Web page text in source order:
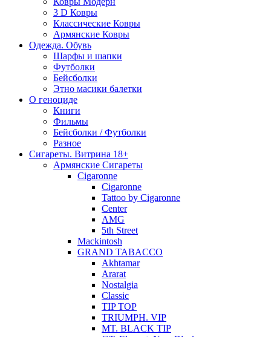
3 D Ковры
Классические Ковры
Армянские Ковры
Одежда. Обувь
Шарфы и шапки
Футболки
Бейсболки
Этно масики балетки
О геноциде
Книги
Фильмы
Бейсболки / Футболки
Разное
Сигареты. Витрина 18+
Армянские Сигареты
Cigaronne
Cigaronne
Tattoo by Cigaronne
Center
AMG
5th Street
Mackintosh
GRAND TABACCO
Akhtamar
Ararat
Nostalgia
Classic
TIP TOP
TRIUMPH. VIP
MT. BLACK TIP